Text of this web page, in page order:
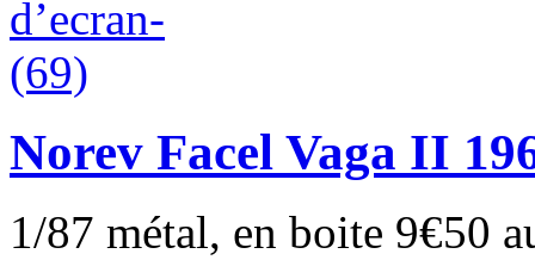
Norev Facel Vaga II
1/87 métal, en boite 9€50